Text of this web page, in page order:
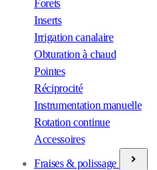
Forets
Inserts
Irrigation canalaire
Obturation à chaud
Pointes
Réciprocité
Instrumentation manuelle
Rotation continue
Accessoires
Fraises & polissage